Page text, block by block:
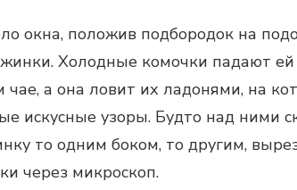
окна, положив подбородок на
Холодные комочки падают ей
чае, а она ловит их ладонями, на
искусные узоры. Будто над ними
то одним боком, то другим,
через микроскоп.